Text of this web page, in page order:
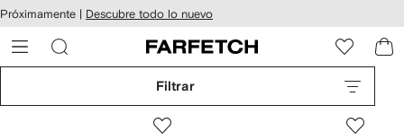
al
Próximamente | Descubre todo lo nuevo
Filtrar